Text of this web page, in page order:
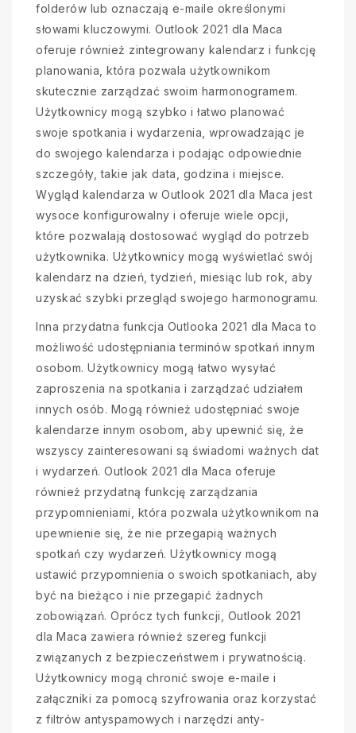
folderów lub oznaczają e-maile określonymi
słowami kluczowymi. Outlook 2021 dla Maca
oferuje również zintegrowany kalendarz i funkcję
planowania, która pozwala użytkownikom
skutecznie zarządzać swoim harmonogramem.
Użytkownicy mogą szybko i łatwo planować
swoje spotkania i wydarzenia, wprowadzając je
do swojego kalendarza i podając odpowiednie
szczegóły, takie jak data, godzina i miejsce.
Wygląd kalendarza w Outlook 2021 dla Maca jest
wysoce konfigurowalny i oferuje wiele opcji,
które pozwalają dostosować wygląd do potrzeb
użytkownika. Użytkownicy mogą wyświetlać swój
kalendarz na dzień, tydzień, miesiąc lub rok, aby
uzyskać szybki przegląd swojego harmonogramu.
Inna przydatna funkcja Outlooka 2021 dla Maca to
możliwość udostępniania terminów spotkań innym
osobom. Użytkownicy mogą łatwo wysyłać
zaproszenia na spotkania i zarządzać udziałem
innych osób. Mogą również udostępniać swoje
kalendarze innym osobom, aby upewnić się, że
wszyscy zainteresowani są świadomi ważnych dat
i wydarzeń. Outlook 2021 dla Maca oferuje
również przydatną funkcję zarządzania
przypomnieniami, która pozwala użytkownikom na
upewnienie się, że nie przegapią ważnych
spotkań czy wydarzeń. Użytkownicy mogą
ustawić przypomnienia o swoich spotkaniach, aby
być na bieżąco i nie przegapić żadnych
zobowiązań. Oprócz tych funkcji, Outlook 2021
dla Maca zawiera również szereg funkcji
związanych z bezpieczeństwem i prywatnością.
Użytkownicy mogą chronić swoje e-maile i
załączniki za pomocą szyfrowania oraz korzystać
z filtrów antyspamowych i narzędzi anty-